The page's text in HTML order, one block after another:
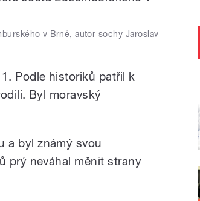
v Brně, autor sochy Jaroslav
Podle historiků patřil k
Byl moravský
a byl známý svou
prý neváhal měnit strany